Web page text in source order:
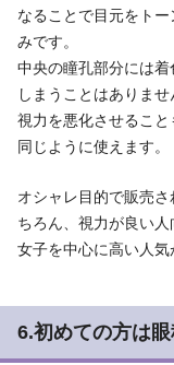
なることで目元をト
みです。
中央の瞳孔部分には
しまうことはありませ
視力を悪化させるこ
同じように使えます。
オシャレ目的で販売
ちろん、視力が良い人
女子を中心に高い人気
6.初めての方は